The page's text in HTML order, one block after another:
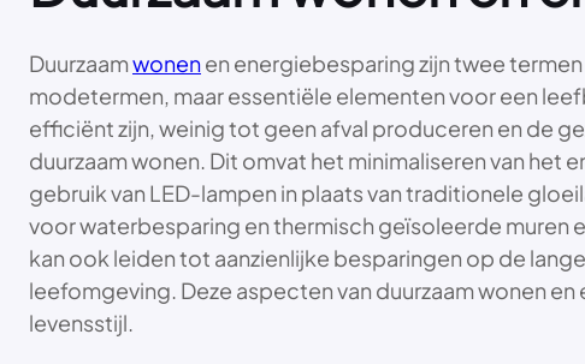
Duurzaamwonenen energiebesparing zijn twee
modetermen, maar essentiële elementen voor een
efficiënt zijn, weinig tot geen afval produceren en de
duurzaam wonen. Dit omvat het minimaliseren van
gebruik van LED-lampen in plaats van traditionele
voor waterbesparing en thermisch geïsoleerde muren
kan ook leiden tot aanzienlijke besparingen op de
leefomgeving. Deze aspecten van duurzaam wonen
levensstijl.